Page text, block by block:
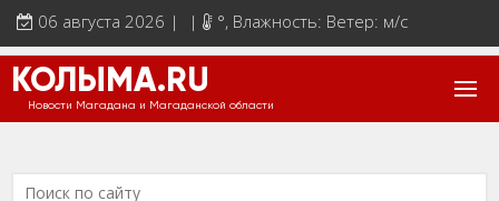
06 августа 2026 | | °, Влажность: Ветер: м/с
КОЛЫМА.RU
Новости Магадана и Магаданской области